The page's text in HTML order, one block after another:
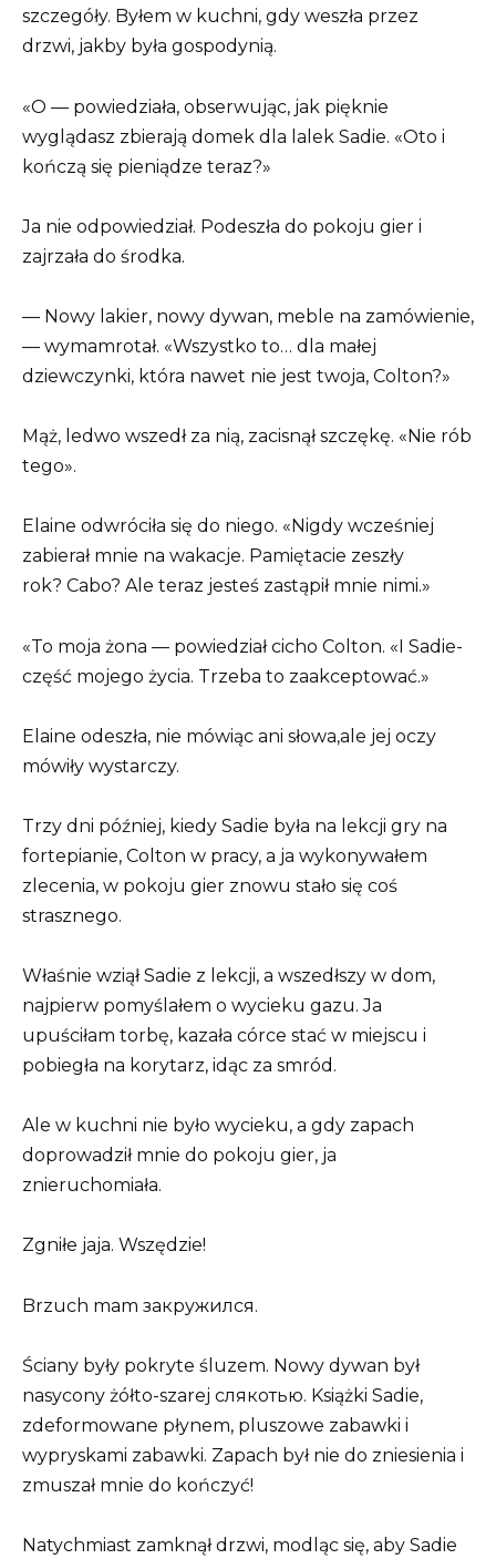
szczegóły. Byłem w kuchni, gdy weszła przez
drzwi, jakby była gospodynią.
«O — powiedziała, obserwując, jak pięknie
wyglądasz zbierają domek dla lalek Sadie. «Oto i
kończą się pieniądze teraz?»
Ja nie odpowiedział. Podeszła do pokoju gier i
zajrzała do środka.
— Nowy lakier, nowy dywan, meble na zamówienie,
— wymamrotał. «Wszystko to… dla małej
dziewczynki, która nawet nie jest twoja, Colton?»
Mąż, ledwo wszedł za nią, zacisnął szczękę. «Nie rób
tego».
Elaine odwróciła się do niego. «Nigdy wcześniej
zabierał mnie na wakacje. Pamiętacie zeszły
rok? Cabo? Ale teraz jesteś zastąpił mnie nimi.»
«To moja żona — powiedział cicho Colton. «I Sadie-
część mojego życia. Trzeba to zaakceptować.»
Elaine odeszła, nie mówiąc ani słowa,ale jej oczy
mówiły wystarczy.
Trzy dni później, kiedy Sadie była na lekcji gry na
fortepianie, Colton w pracy, a ja wykonywałem
zlecenia, w pokoju gier znowu stało się coś
strasznego.
Właśnie wziął Sadie z lekcji, a wszedłszy w dom,
najpierw pomyślałem o wycieku gazu. Ja
upuściłam torbę, kazała córce stać w miejscu i
pobiegła na korytarz, idąc za smród.
Ale w kuchni nie było wycieku, a gdy zapach
doprowadził mnie do pokoju gier, ja
znieruchomiała.
Zgniłe jaja. Wszędzie!
Brzuch mam закружился.
Ściany były pokryte śluzem. Nowy dywan był
nasycony żółto-szarej слякотью. Książki Sadie,
zdeformowane płynem, pluszowe zabawki i
wypryskami zabawki. Zapach był nie do zniesienia i
zmuszał mnie do kończyć!
Natychmiast zamknął drzwi, modląc się, aby Sadie